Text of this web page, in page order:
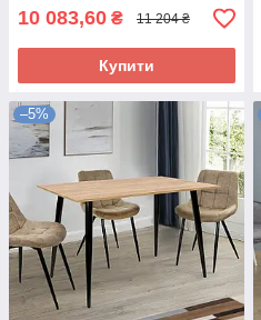
10 083,60 ₴ 11 204 ₴
Купити
–5%